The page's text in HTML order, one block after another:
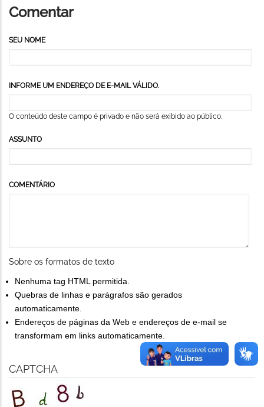
Comentar
SEU NOME
INFORME UM ENDEREÇO DE E-MAIL VÁLIDO.
O conteúdo deste campo é privado e não será exibido ao público.
ASSUNTO
COMENTÁRIO
Sobre os formatos de texto
Nenhuma tag HTML permitida.
Quebras de linhas e parágrafos são gerados
automaticamente.
Endereços de páginas da Web e endereços de e-mail se
transformam em links automaticamente.
CAPTCHA